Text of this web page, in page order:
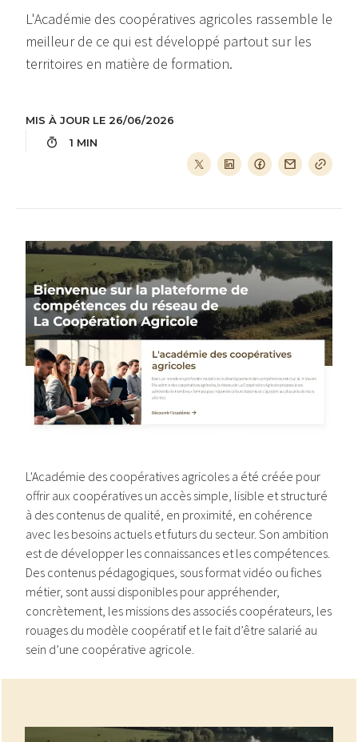
L'Académie des coopératives agricoles rassemble le
meilleur de ce qui est développé partout sur les
territoires en matière de formation.
MIS À JOUR LE 26/06/2026
1 MIN
L'Académie des coopératives agricoles a été créée pour
offrir aux coopératives un accès simple, lisible et structuré
à des contenus de qualité, en proximité, en cohérence
avec les besoins actuels et futurs du secteur. Son ambition
est de développer les connaissances et les compétences.
Des contenus pédagogiques, sous format vidéo ou fiches
métier, sont aussi disponibles pour appréhender,
concrètement, les missions des associés coopérateurs, les
rouages du modèle coopératif et le fait d’être salarié au
sein d’une coopérative agricole.